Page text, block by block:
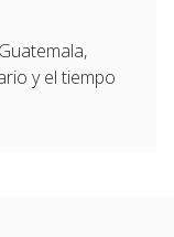
y el tiempo